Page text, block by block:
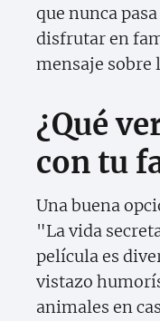
que nunca
disfrutar en
mensaje sobre
¿Qué
con tu
Una buena
"La vida
película es
vistazo
animales en